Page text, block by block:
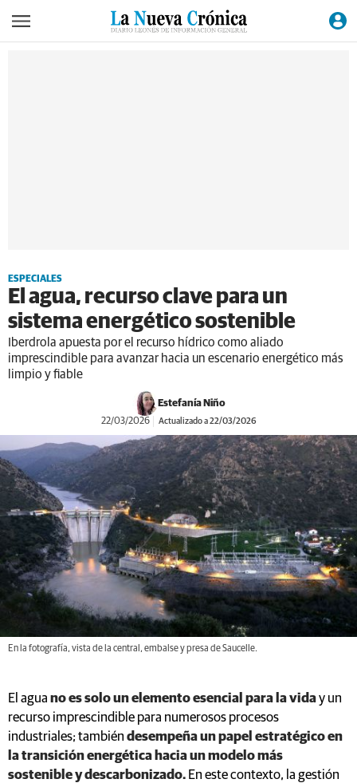
ESPECIALES
El agua, recurso clave para un
sistema energético sostenible
Iberdrola apuesta por el recurso hídrico como aliado
imprescindible para avanzar hacia un escenario energético más
limpio y fiable
Estefanía Niño
22/03/2026 Actualizado a 22/03/2026
En la fotografía, vista de la central, embalse y presa de Saucelle.
El agua no es solo un elemento esencial para la viday un
recurso imprescindible para numerosos procesos
industriales; también desempeña un papel estratégico en
la transición energética hacia un modelo más
sostenible y descarbonizado. En este contexto, la gestión